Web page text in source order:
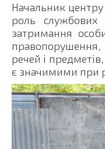
Начальник
роль
затримання
правопорушення,
речей і
є значимими при